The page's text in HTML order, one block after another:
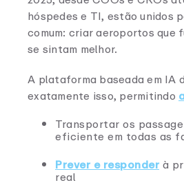
hóspedes e TI, estão unidos
comum: criar aeroportos que
se sintam melhor.
A plataforma baseada em IA
exatamente isso, permitindo
Transportar os
eficiente em todas as
Prever e responder à
real